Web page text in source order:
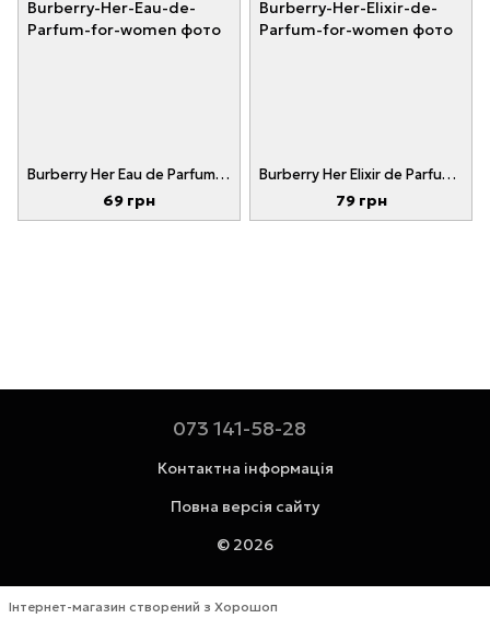
Burberry Her Eau de Parfum for women 1 мл
69 грн
Burberry Her Elixir de Parfum for women 1 мл
79 грн
073 141-58-28
Контактна інформація
Повна версія сайту
© 2026
Інтернет-магазин створений з Хорошоп